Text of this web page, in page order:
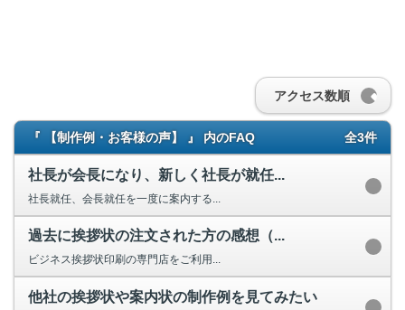
アクセス数順
『 【制作例・お客様の声】 』 内のFAQ 全3件
社長が会長になり、新しく社長が就任...
社長就任、会長就任を一度に案内する...
過去に挨拶状の注文された方の感想（...
ビジネス挨拶状印刷の専門店をご利用...
他社の挨拶状や案内状の制作例を見てみたい